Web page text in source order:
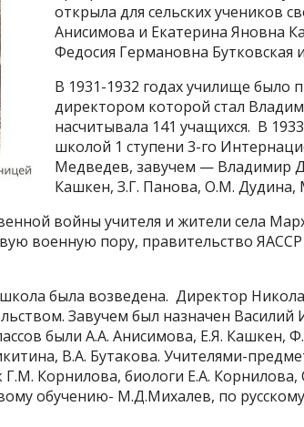
открыла для сельских учеников
Анисимова и Екатерина Яновна
Федосия Германовна Бутковская
В 1931-1932 годах училище было
директором которой стал
насчитывала 141 учащихся. В
школой 1 ступени 3-го
Медведев, завучем — Владимир
Кашкен, З.Г. Панова, О.М. Дудина,
войны учителя и жители села
военную пору, правительство
была возведена. Директор
Завучем был назначен Василий
были А.А. Анисимова, Е.Я. Кашкен,
В.А. Бутакова. Учителями-
Корнилова, биологи Е.А. Корнилова,
обучению- М.Д.Михалев, по